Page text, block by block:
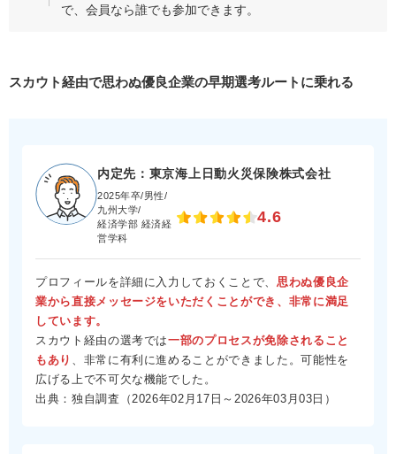
で、会員なら誰でも参加できます。
スカウト経由で思わぬ優良企業の早期選考ルートに乗れる
内定先：東京海上日動火災保険株式会社
2025年卒/男性/
九州大学/
経済学部 経済経
営学科
4.6
プロフィールを詳細に入力しておくことで、 思わぬ優良企
業から直接メッセージをいただくことができ、非常に満足
しています。
スカウト経由の選考では一部のプロセスが免除されること
もあり 、非常に有利に進めることができました。可能性を
広げる上で不可欠な機能でした。
出典：独自調査（2026年02月17日～2026年03月03日）